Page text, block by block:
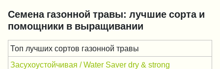
Семена газонной травы: лучшие сорта и
помощники в выращивании
Топ лучших сортов газонной травы
Засухоустойчивая / Water Saver dry & strong